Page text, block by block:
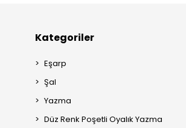
Kategoriler
Eşarp
Şal
Yazma
Düz Renk Poşetli Oyalık Yazma